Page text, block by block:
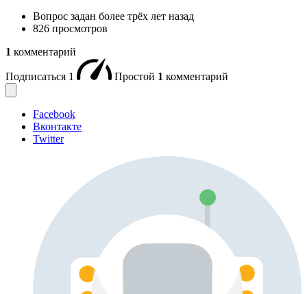
Вопрос задан более трёх лет назад
826 просмотров
1 комментарий
Подписаться 1 Простой 1 комментарий
Facebook
Вконтакте
Twitter